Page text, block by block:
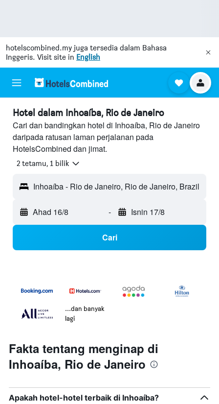
hotelscombined.my juga tersedia dalam Bahasa
Inggeris. Visit site in English
Hotel dalam Inhoaíba, Rio de Janeiro
Cari dan bandingkan hotel di Inhoaíba, Rio de Janeiro
daripada ratusan laman perjalanan pada
HotelsCombined dan jimat.
2 tetamu, 1 bilik
Inhoaíba - Rio de Janeiro, Rio de Janeiro, Brazil
Ahad 16/8 - Isnin 17/8
Cari
...dan banyak
lagi
Fakta tentang menginap di
Inhoaíba, Rio de Janeiro
Apakah hotel-hotel terbaik di Inhoaíba?